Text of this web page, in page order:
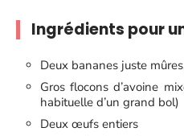
Ingrédients pour
Deux bananes juste
Gros flocons d’avoine
habituelle d’un grand bol)
Deux œufs entiers